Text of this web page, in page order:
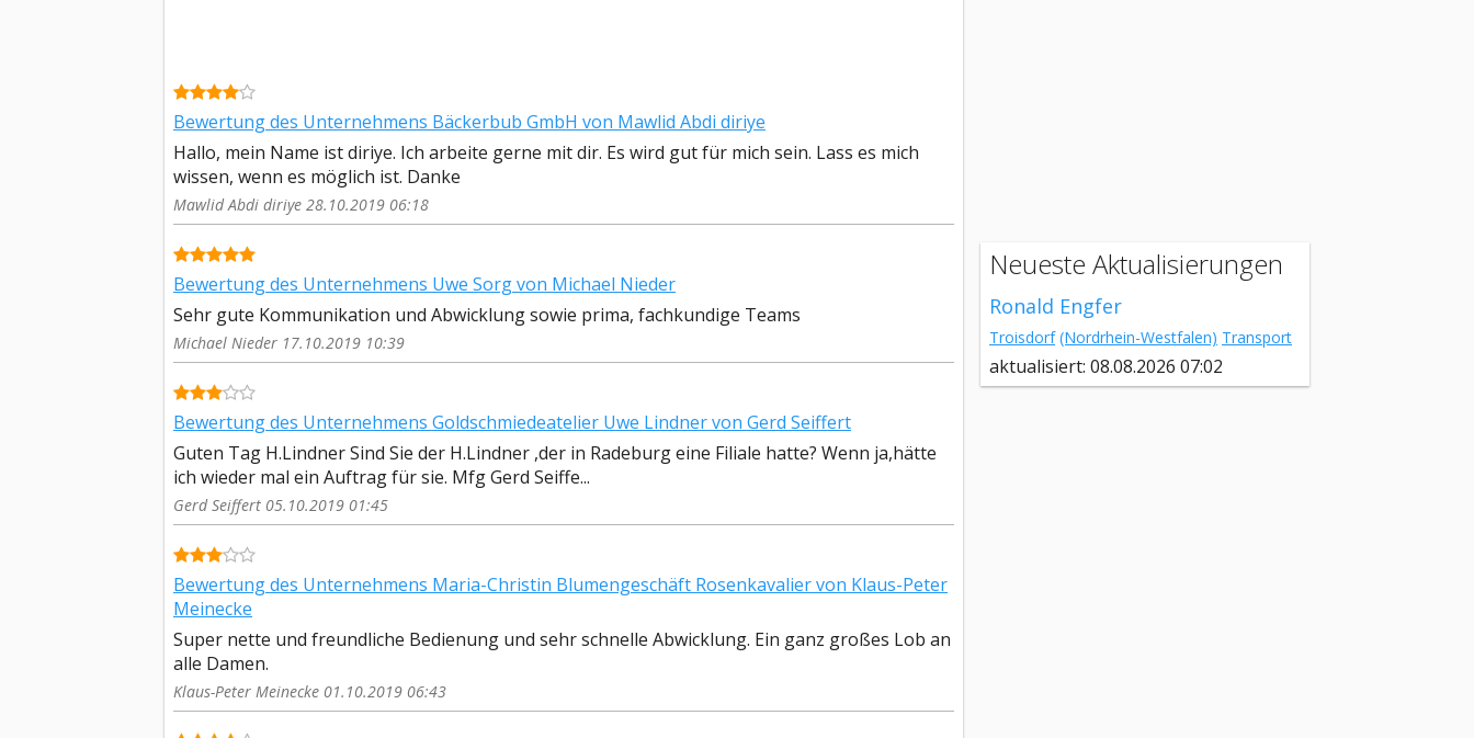
Bewertung des Unternehmens Bäckerbub GmbH von Mawlid Abdi diriye
Hallo, mein Name ist diriye. Ich arbeite gerne mit dir. Es wird gut für mich sein. Lass es mich
wissen, wenn es möglich ist. Danke
Mawlid Abdi diriye 28.10.2019 06:18
Bewertung des Unternehmens Uwe Sorg von Michael Nieder
Sehr gute Kommunikation und Abwicklung sowie prima, fachkundige Teams
Michael Nieder 17.10.2019 10:39
Bewertung des Unternehmens Goldschmiedeatelier Uwe Lindner von Gerd Seiffert
Guten Tag H.Lindner Sind Sie der H.Lindner ,der in Radeburg eine Filiale hatte? Wenn ja,hätte
ich wieder mal ein Auftrag für sie. Mfg Gerd Seiffe...
Gerd Seiffert 05.10.2019 01:45
Bewertung des Unternehmens Maria-Christin Blumengeschäft Rosenkavalier von Klaus-Peter
Meinecke
Super nette und freundliche Bedienung und sehr schnelle Abwicklung. Ein ganz großes Lob an
alle Damen.
Klaus-Peter Meinecke 01.10.2019 06:43
Neueste Aktualisierungen
Ronald Engfer
Troisdorf (Nordrhein-Westfalen) Transport
aktualisiert: 08.08.2026 07:02